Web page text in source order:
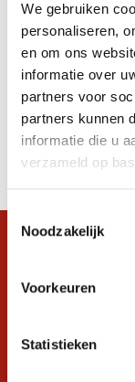
We gebruiken
personaliseren,
en om ons
informatie over
partners voor
partners kunnen
informatie die u
verzameld op
Toestemmingsselectie
Noodzakelijk
Voorkeuren
Statistieken
Apply filters
zwart/rood
Producten
Filter
Stel je vraag in de
graag verder. 24/7
Volg ons